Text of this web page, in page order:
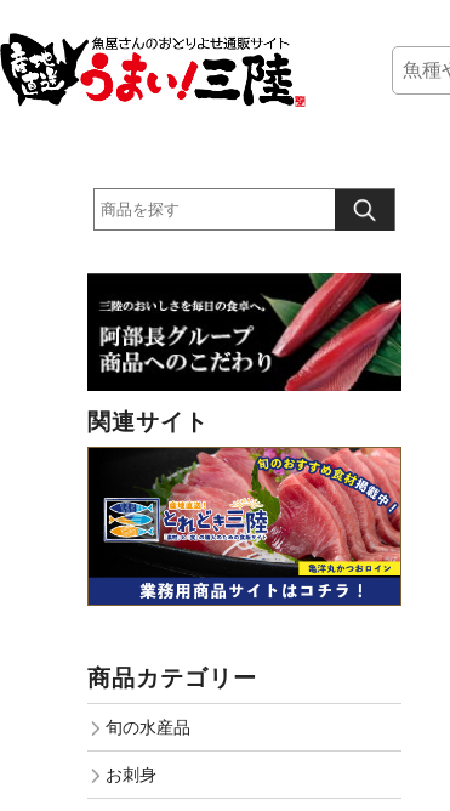
関連サイト
商品カテゴリー
旬の水産品
お刺身